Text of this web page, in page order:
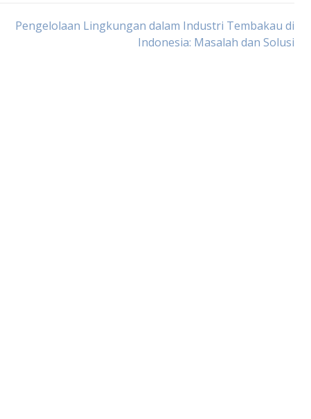
Pengelolaan Lingkungan dalam Industri Tembakau di
Indonesia: Masalah dan Solusi